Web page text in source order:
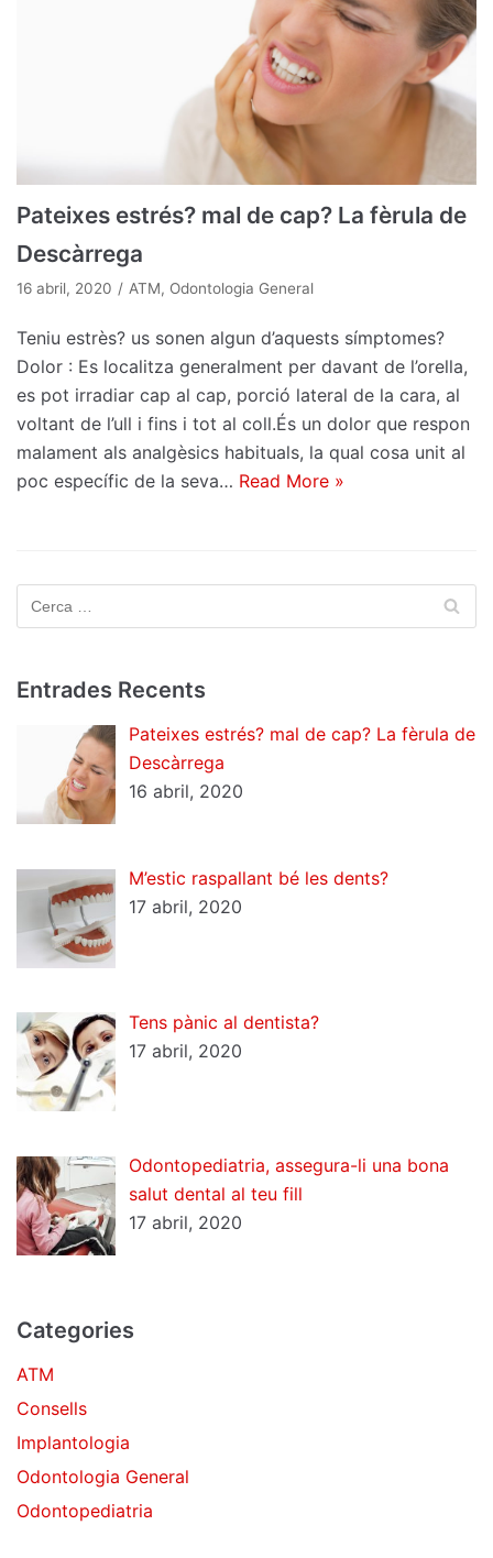
Pateixes estrés? mal de cap? La fèrula de
Descàrrega
16 abril, 2020 ATM, Odontologia General
Teniu estrès? us sonen algun d’aquests símptomes?
Dolor : Es localitza generalment per davant de l’orella,
es pot irradiar cap al cap, porció lateral de la cara, al
voltant de l’ull i fins i tot al coll.És un dolor que respon
malament als analgèsics habituals, la qual cosa unit al
poc específic de la seva… Read More »
Entrades Recents
Pateixes estrés? mal de cap? La fèrula de
Descàrrega
16 abril, 2020
M’estic raspallant bé les dents?
17 abril, 2020
Tens pànic al dentista?
17 abril, 2020
Odontopediatria, assegura-li una bona
salut dental al teu fill
17 abril, 2020
Categories
ATM
Consells
Implantologia
Odontologia General
Odontopediatria